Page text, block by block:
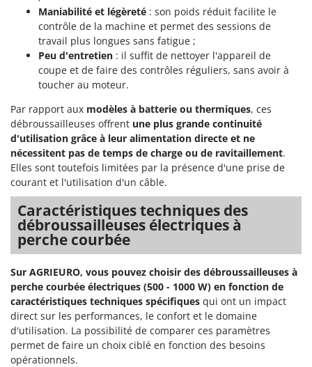
MAMMAMIA
Marcato
Marina Systems
Master
Masterpro
McCulloch
MCH
Michelin
Mille
Minox
Mockmill
More than chef
MOSA
MOVA
Mowox
MTD
Maniabilité et légèreté : son poids réduit facilite le
contrôle de la machine et permet des sessions de
travail plus longues sans fatigue ;
Peu d'entretien : il suffit de nettoyer l'appareil de
coupe et de faire des contrôles réguliers, sans avoir à
toucher au moteur.
Par rapport aux modèles à batterie ou thermiques, ces
débroussailleuses offrent une plus grande continuité
d'utilisation grâce à leur alimentation directe et ne
nécessitent pas de temps de charge ou de ravitaillement.
Elles sont toutefois limitées par la présence d'une prise de
courant et l'utilisation d'un câble.
Caractéristiques techniques des
débroussailleuses électriques à
perche courbée
Sur AGRIEURO, vous pouvez choisir des débroussailleuses à
perche courbée électriques (500 - 1000 W) en fonction de
caractéristiques techniques spécifiques qui ont un impact
direct sur les performances, le confort et le domaine
d'utilisation. La possibilité de comparer ces paramètres
permet de faire un choix ciblé en fonction des besoins
opérationnels.